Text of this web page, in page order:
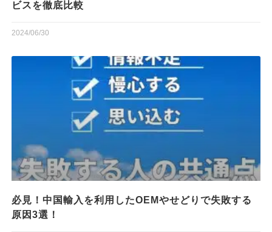
ビスを徹底比較
2024/06/30
必見！中国輸入を利用したOEMやせどりで失敗する
原因3選！